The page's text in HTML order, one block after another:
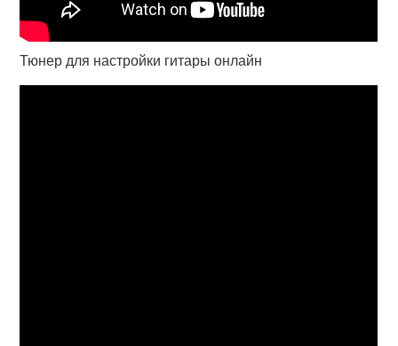
Тюнер для настройки гитары онлайн